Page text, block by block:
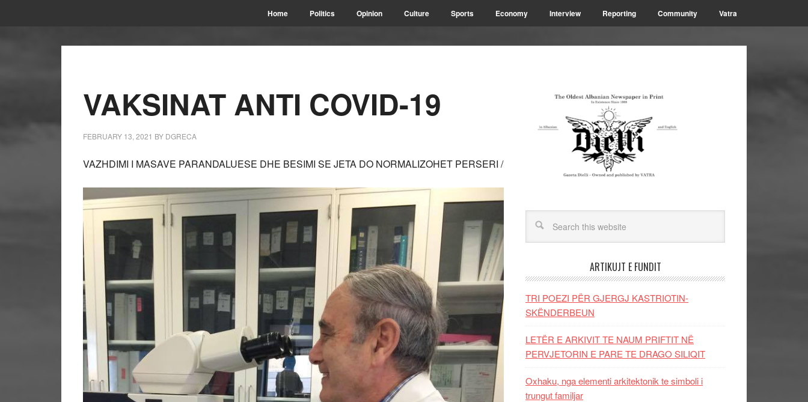
Home Politics Opinion Culture Sports Economy Interview Reporting Community Vatra
VAKSINAT ANTI COVID-19
FEBRUARY 13, 2021 BY DGRECA
VAZHDIMI I MASAVE PARANDALUESE DHE BESIMI SE JETA DO NORMALIZOHET PERSERI /
ARTIKUJT E FUNDIT
TRI POEZI PËR GJERGJ KASTRIOTIN-
SKËNDERBEUN
LETËR E ARKIVIT TE NAUM PRIFTIT NË
PERVJETORIN E PARE TE DRAGO SILIQIT
Oxhaku, nga elementi arkitektonik te simboli i
trungut familjar